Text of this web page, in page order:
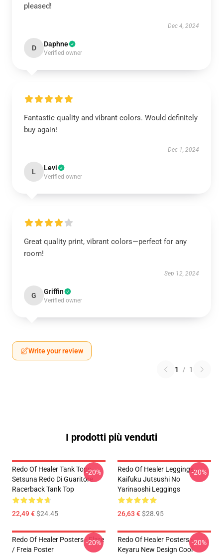
pleased!
Dec 4, 2024
D Daphne
Verified owner
Fantastic quality and vibrant colors. Would definitely
buy again!
Dec 1, 2024
L Levi
Verified owner
Great quality print, vibrant colors—perfect for any
room!
Sep 12, 2024
G Griffin
Verified owner
Write your review
1 / 1
I prodotti più venduti
Redo Of Healer Tank Tops -
Setsuna Redo Di Guaritore
Racerback Tank Top
22,49 €$24.45
-20%
Redo Of Healer Leggings -
Kaifuku Jutsushi No
Yarinaoshi Leggings
26,63 €$28.95
-20%
Redo Of Healer Posters - Flare
/ Freia Poster
-20%
Redo Of Healer Posters -
Keyaru New Design Cool
-20%